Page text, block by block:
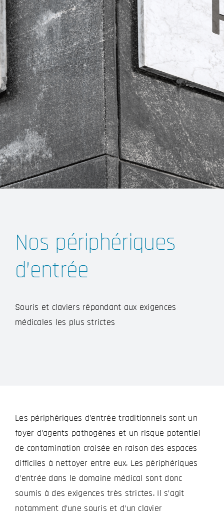
Nos périphériques
d’entrée
Souris et claviers répondant aux exigences
médicales les plus strictes
Les périphériques d’entrée traditionnels sont un
foyer d’agents pathogènes et un risque potentiel
de contamination croisée en raison des espaces
difficiles à nettoyer entre eux. Les périphériques
d’entrée dans le domaine médical sont donc
soumis à des exigences très strictes. Il s’agit
notamment d’une souris et d’un clavier